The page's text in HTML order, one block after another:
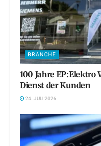
BRANCHE
100 Jahre
Dienst der Kunden
24. JULI 2026